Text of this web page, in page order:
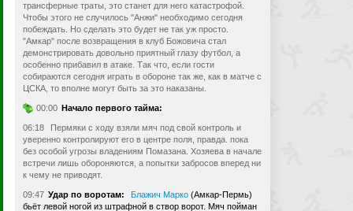
трансферные траты, это станет для него катастрофой.
Чтобы этого не случилось "Анжи" необходимо сегодня
побеждать. Но сделать это будет не так уж просто.
"Амкар" после возвращения в клуб Божовича стал
демонстрировать довольно приятный глазу футбол, а
особенно прибавил в атаке. Так что, если гости
собираются сегодня играть в обороне так же, как в матче с
ЦСКА, то вполне могут быть за это наказаны.
00:00 Начало первого тайма:
06:18
Пермяки с ходу взяли мяч под свой контроль и
уверенно контролируют его в центре поля, правда. пока
без особой угрозы владениям Помазана. Хозяева в начале
встречи лишь обороняются, а попытки забросов вперед ни
к чему не приводят.
09:47 Удар по воротам: Блажич Марко (Амкар-Пермь)
бьёт левой ногой из штрафной в створ ворот. Мяч пойман